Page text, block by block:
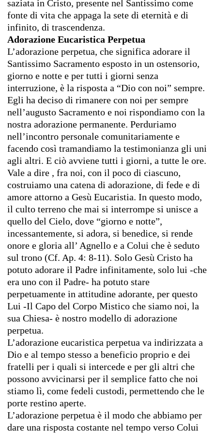
saziata in Cristo, presente nel Santissimo come
fonte di vita che appaga la sete di eternità e di
infinito, di trascendenza.
Adorazione Eucaristica Perpetua
L’adorazione perpetua, che significa adorare il
Santissimo Sacramento esposto in un ostensorio,
giorno e notte e per tutti i giorni senza
interruzione, è la risposta a “Dio con noi” sempre.
Egli ha deciso di rimanere con noi per sempre
nell’augusto Sacramento e noi rispondiamo con la
nostra adorazione permanente. Perduriamo
nell’incontro personale comunitariamente e
facendo così tramandiamo la testimonianza gli uni
agli altri. E ciò avviene tutti i giorni, a tutte le ore.
Vale a dire , fra noi, con il poco di ciascuno,
costruiamo una catena di adorazione, di fede e di
amore attorno a Gesù Eucaristia. In questo modo,
il culto terreno che mai si interrompe si unisce a
quello del Cielo, dove “giorno e notte”,
incessantemente, si adora, si benedice, si rende
onore e gloria all’ Agnello e a Colui che è seduto
sul trono (Cf. Ap. 4: 8-11). Solo Gesù Cristo ha
potuto adorare il Padre infinitamente, solo lui -che
era uno con il Padre- ha potuto stare
perpetuamente in attitudine adorante, per questo
Lui -Il Capo del Corpo Mistico che siamo noi, la
sua Chiesa- è nostro modello di adorazione
perpetua.
L’adorazione eucaristica perpetua va indirizzata a
Dio e al tempo stesso a beneficio proprio e dei
fratelli per i quali si intercede e per gli altri che
possono avvicinarsi per il semplice fatto che noi
stiamo lì, come fedeli custodi, permettendo che le
porte restino aperte.
L’adorazione perpetua è il modo che abbiamo per
dare una risposta costante nel tempo verso Colui